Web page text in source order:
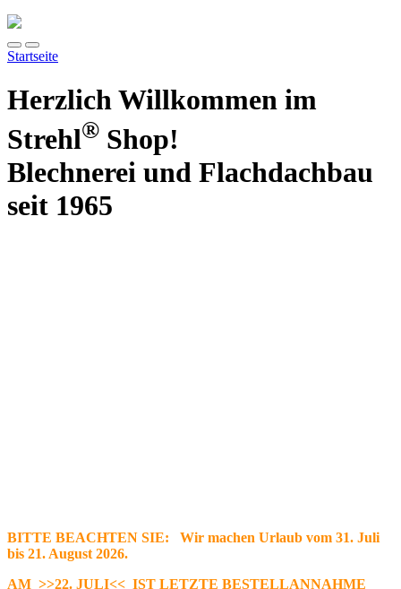
Startseite
Herzlich Willkommen im
Strehl® Shop!
Blechnerei und Flachdachbau
seit 1965
BITTE BEACHTEN SIE: Wir machen Urlaub vom 31. Juli
bis 21. August 2026.
AM >>22. JULI<< IST LETZTE BESTELLANNAHME